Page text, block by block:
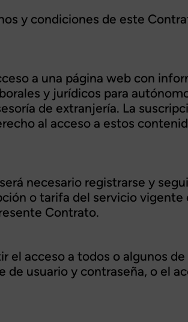
y condiciones de este
a una página web con
y jurídicos para
de extranjería. La
al acceso a estos
necesario registrarse y
o tarifa del servicio vigente
Contrato.
el acceso a todos o algunos
de usuario y contraseña, o el